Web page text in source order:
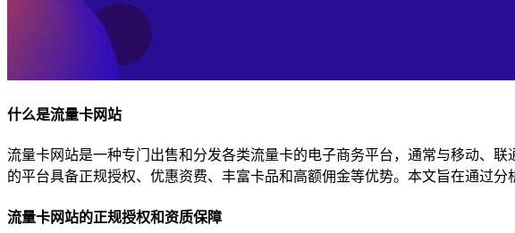
什么是流量卡网站
流量卡网站是一种专门出售和分发各类流量卡的电子商务平台，通常与移动、
的平台具备正规授权、优惠资费、丰富卡品和高额佣金等优势。本文旨在通过分
流量卡网站的正规授权和资质保障